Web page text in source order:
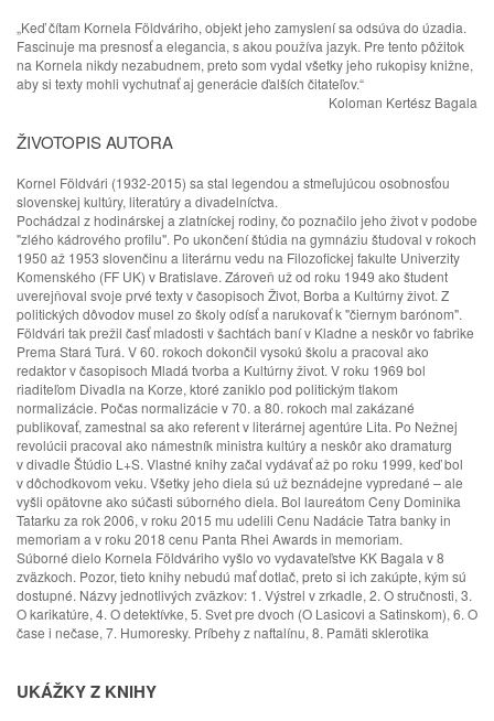
„Keď čítam Kornela Földváriho, objekt jeho zamyslení sa odsúva do úzadia.
Fascinuje ma presnosť a elegancia, s akou používa jazyk. Pre tento pôžitok
na Kornela nikdy nezabudnem, preto som vydal všetky jeho rukopisy knižne,
aby si texty mohli vychutnať aj generácie ďalších čitateľov.“
Koloman Kertész Bagala
ŽIVOTOPIS AUTORA
Kornel Földvári (1932-2015) sa stal legendou a stmeľujúcou osobnosťou
slovenskej kultúry, literatúry a divadelníctva.
Pochádzal z hodinárskej a zlatníckej rodiny, čo poznačilo jeho život v podobe
"zlého kádrového profilu". Po ukončení štúdia na gymnáziu študoval v rokoch
1950 až 1953 slovenčinu a literárnu vedu na Filozofickej fakulte Univerzity
Komenského (FF UK) v Bratislave. Zároveň už od roku 1949 ako študent
uverejňoval svoje prvé texty v časopisoch Život, Borba a Kultúrny život. Z
politických dôvodov musel zo školy odísť a narukovať k "čiernym barónom".
Földvári tak prežil časť mladosti v šachtách baní v Kladne a neskôr vo fabrike
Prema Stará Turá. V 60. rokoch dokončil vysokú školu a pracoval ako
redaktor v časopisoch Mladá tvorba a Kultúrny život. V roku 1969 bol
riaditeľom Divadla na Korze, ktoré zaniklo pod politickým tlakom
normalizácie. Počas normalizácie v 70. a 80. rokoch mal zakázané
publikovať, zamestnal sa ako referent v literárnej agentúre Lita. Po Nežnej
revolúcii pracoval ako námestník ministra kultúry a neskôr ako dramaturg
v divadle Štúdio L+S. Vlastné knihy začal vydávať až po roku 1999, keď bol
v dôchodkovom veku. Všetky jeho diela sú už beznádejne vypredané – ale
vyšli opätovne ako súčasti súborného diela. Bol laureátom Ceny Dominika
Tatarku za rok 2006, v roku 2015 mu udelili Cenu Nadácie Tatra banky in
memoriam a v roku 2018 cenu Panta Rhei Awards in memoriam.
Súborné dielo Kornela Földváriho vyšlo vo vydavateľstve KK Bagala v 8
zväzkoch. Pozor, tieto knihy nebudú mať dotlač, preto si ich zakúpte, kým sú
dostupné. Názvy jednotlivých zväzkov: 1. Výstrel v zrkadle, 2. O stručnosti, 3.
O karikatúre, 4. O detektívke, 5. Svet pre dvoch (O Lasicovi a Satinskom), 6. O
čase i nečase, 7. Humoresky. Príbehy z naftalínu, 8. Pamäti sklerotika
UKÁŽKY Z KNIHY